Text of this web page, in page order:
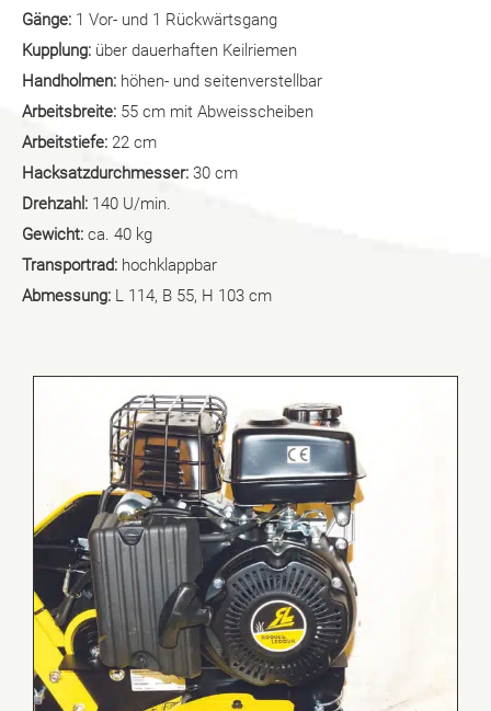
Gänge: 1 Vor- und 1 Rückwärtsgang
Kupplung: über dauerhaften Keilriemen
Handholmen: höhen- und seitenverstellbar
Arbeitsbreite: 55 cm mit Abweisscheiben
Arbeitstiefe: 22 cm
Hacksatzdurchmesser: 30 cm
Drehzahl: 140 U/min.
Gewicht: ca. 40 kg
Transportrad: hochklappbar
Abmessung: L 114, B 55, H 103 cm